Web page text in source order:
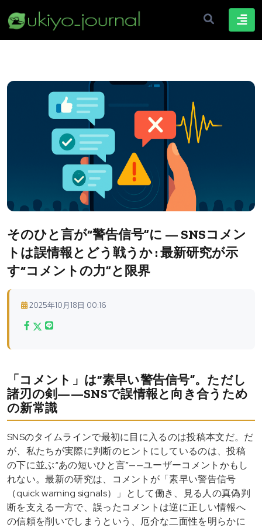
そのひと言が“警告信号”に — SNSコメン
トは誤情報とどう戦うか : 最新研究が示
す“コメントの力”と限界
2025年10月18日 00:16
「コメント」は“素早い警告信号”。ただし
諸刃の剣——SNSで誤情報と向き合うため
の新常識
SNSのタイムラインで最初に目に入るのは投稿本文だ。だ
が、私たちが実際に判断のヒントにしているのは、投稿
の下に並ぶ“あの短いひと言”——ユーザーコメントかもし
れない。最新の研究は、コメントが「素早い警告信号
（quick warning signals）」として働き、見る人の真偽判
断を支える一方で、誤ったコメントは逆に正しい情報へ
の信頼を削いでしまうという、厄介な二面性を明らかに